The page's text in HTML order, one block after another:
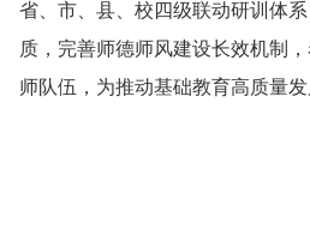
省、市、县、校四级联动研训体
质，完善师德师风建设长效机制
师队伍，为推动基础教育高质量发